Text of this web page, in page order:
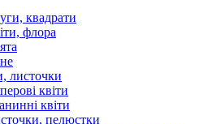
квадрати
флора
листочки
квіти
квіти
пелюстки